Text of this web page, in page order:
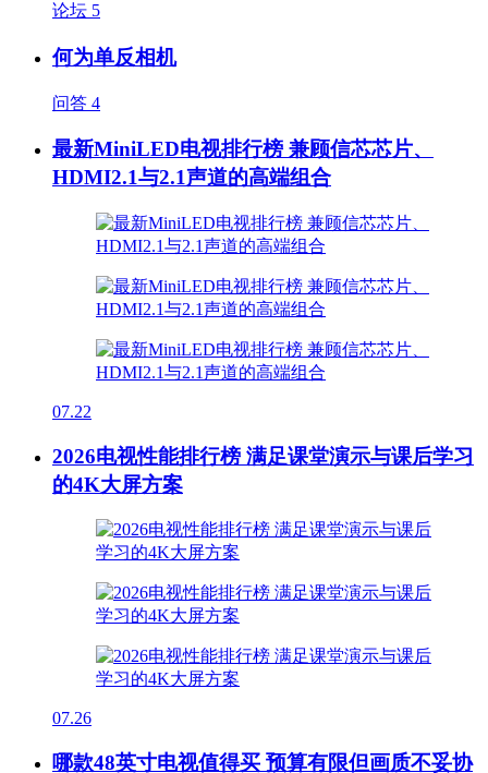
论坛 5
何为单反相机
问答 4
最新MiniLED电视排行榜 兼顾信芯芯片、
HDMI2.1与2.1声道的高端组合
07.22
2026电视性能排行榜 满足课堂演示与课后学习
的4K大屏方案
07.26
哪款48英寸电视值得买 预算有限但画质不妥协